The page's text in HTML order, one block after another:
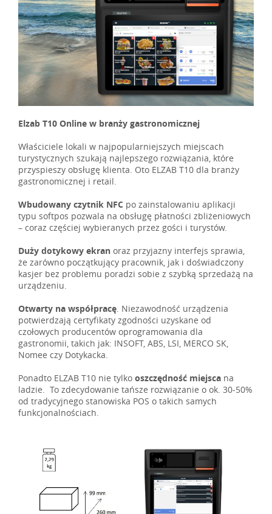
Elzab T10 Online w branży gastronomicznej
Właściciele lokali w najpopularniejszych miejscach
turystycznych szukają najlepszego rozwiązania, które
przyspieszy obsługę klienta. Oto ELZAB T10 dla branży
gastronomicznej i retail.
Wbudowany czytnik NFC po zainstalowaniu aplikacji
typu softpos pozwala na obsługę płatności zbliżeniowych
– coraz częściej wybieranych przez gości i turystów.
Duży dotykowy ekran oraz przyjazny interfejs sprawia,
że zarówno początkujący pracownik, jak i doświadczony
kasjer bez problemu poradzi sobie z szybką sprzedażą na
urządzeniu.
Otwarty na współpracę. Niezawodność urządzenia
potwierdzają certyfikaty zgodności uzyskane od
czołowych producentów oprogramowania dla
gastronomii, takich jak: INSOFT, ABS, LSI, MERCO SK,
Nomee czy Dotykacka.
Ponadto ELZAB T10 nie tylko oszczędność miejsca na
ladzie. To zdecydowanie tańsze rozwiązanie o ok. 30-50%
od tradycyjnego stanowiska POS o takich samych
funkcjonalnościach.